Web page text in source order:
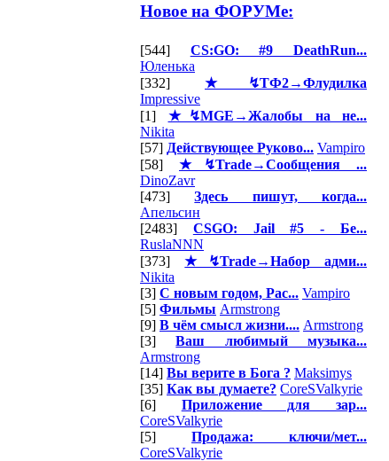
Новое на ФОРУМе:
[544] CS:GO: #9 DeathRun...
Юленька
[332] ★↯ТФ2→Флудилка
Impressive
[1] ★↯MGE→Жалобы на не...
Nikita
[57] Действующее Руково... Vampiro
[58] ★↯Trade→Сообщения ...
DinoZavr
[473]Здесь пишут, когда...
Апельсин
[2483] CSGO: Jail #5 - Бе...
RuslaNNN
[373]★↯Trade→Набор адми...
Nikita
[3] С новым годом, Рас... Vampiro
[5] Фильмы Armstrong
[9] В чём смысл жизни.... Armstrong
[3]Ваш любимый музыка...
Armstrong
[14] Вы верите в Бога ? Maksimys
[35] Как вы думаете? CoreSValkyrie
[6] Приложение для зар...
CoreSValkyrie
[5] Продажа: ключи/мет...
CoreSValkyrie